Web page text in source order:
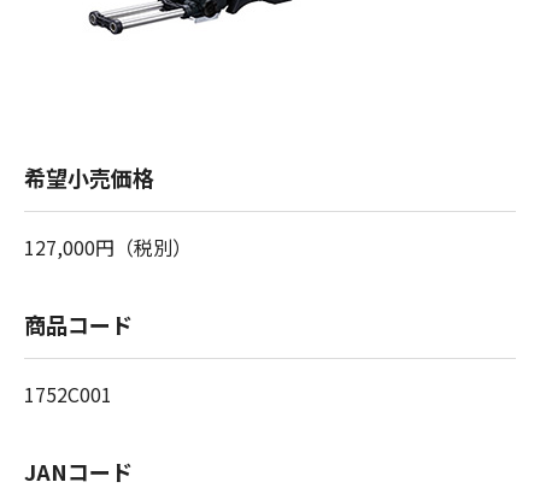
希望小売価格
127,000円（税別）
商品コード
1752C001
JANコード